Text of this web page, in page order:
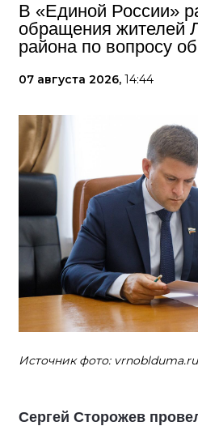
В «Единой России»
обращения жителей
района по вопросу
07 августа 2026, 14:44
Источник фото: vrnoblduma.ru
Сергей Сторожев